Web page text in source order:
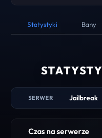
Statystyki Bany
SERWER Jailbreak
Czas na serwerze